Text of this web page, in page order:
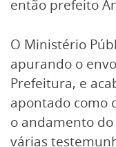
então prefeito
O Ministério
apurando o
Prefeitura, e
apontado como
o andamento
várias